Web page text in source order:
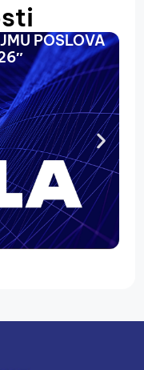
POSLOVA